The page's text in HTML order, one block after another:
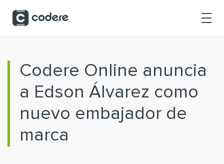
Codere Online anuncia
a Edson Álvarez como
nuevo embajador de
marca